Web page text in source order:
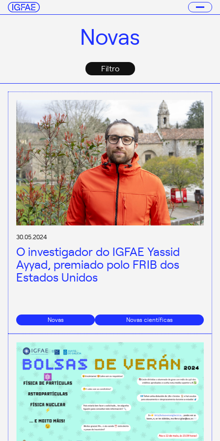
Novas
Filtro
30.05.2024
O investigador do IGFAE Yassid
Ayyad, premiado polo FRIB dos
Estados Unidos
Novas Novas científicas